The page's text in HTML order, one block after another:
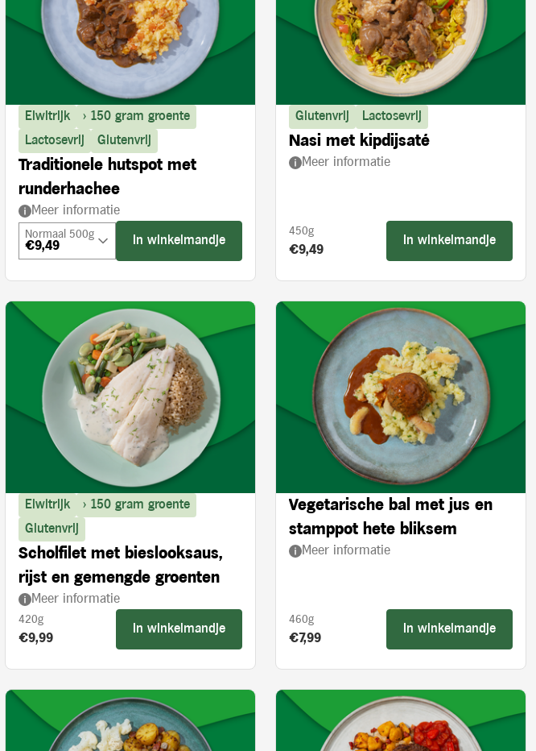
Eiwitrijk
> 150 gram groente
Lactosevrij
Glutenvrij
Traditionele hutspot met
runderhachee
Meer informatie
Normaal 500g
€9,49 In winkelmandje
Glutenvrij Lactosevrij
Nasi met kipdijsaté
Meer informatie
450g
Product prijs:
€9,49
In winkelmandje
Eiwitrijk
> 150 gram groente
Glutenvrij
Scholfilet met bieslooksaus,
rijst en gemengde groenten
Meer informatie
420g
Product prijs:
€9,99
In winkelmandje
Vegetarische bal met jus en
stamppot hete bliksem
Meer informatie
460g
Product prijs:
€7,99
In winkelmandje